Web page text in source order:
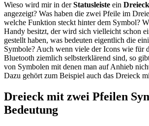
Wieso wird mir in derStatusleiste ein
angezeigt? Was haben die zwei Pfeile im
welche Funktion steckt hinter dem Symbol?
Handy besitzt, der wird sich vielleicht schon
gestellt haben, was bedeuten eigentlich die
Symbole?Auch wenn viele der Icons wie für
Bluetooth ziemlich selbsterklärend sind, so
von Symbolen mit denen man auf Anhieb
Dazu gehört zum Beispiel auch das Dreieck
Dreieck mit zwei Pfeilen
Bedeutung